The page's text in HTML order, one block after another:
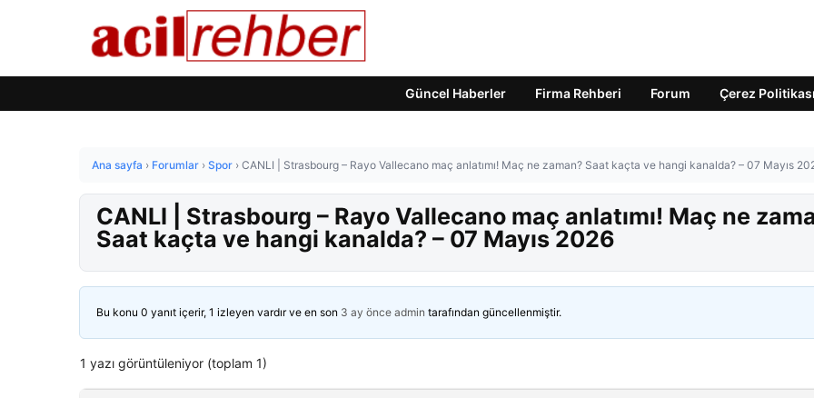
Güncel Haberler Firma Rehberi Forum Çerez Politikası
Ana sayfa › Forumlar › Spor › CANLI | Strasbourg – Rayo Vallecano maç anlatımı! Maç ne zaman? Saat kaçta ve hangi kanalda? – 07 Mayıs
CANLI | Strasbourg – Rayo Vallecano maç anlatımı! Maç ne
Saat kaçta ve hangi kanalda? – 07 Mayıs 2026
Bu konu 0 yanıt içerir, 1 izleyen vardır ve en son 3 ay önce admin tarafından güncellenmiştir.
1 yazı görüntüleniyor (toplam 1)